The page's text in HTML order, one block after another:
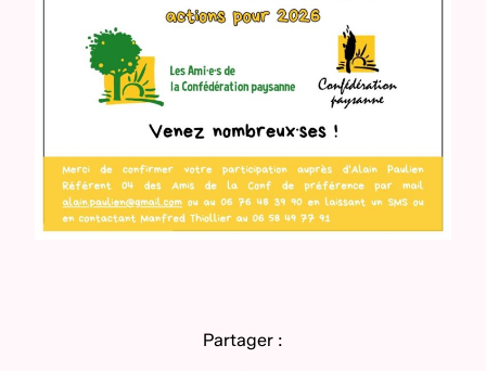
Partager :